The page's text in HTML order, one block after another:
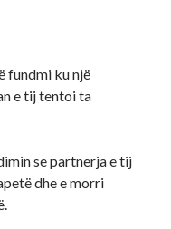
fundmi ku një
e tij tentoi ta
se partnerja e tij
dhe e morri